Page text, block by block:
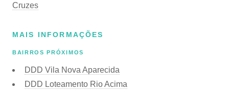
Cruzes
MAIS INFORMAÇÕES
BAIRROS PRÓXIMOS
DDD Vila Nova Aparecida
DDD Loteamento Rio Acima